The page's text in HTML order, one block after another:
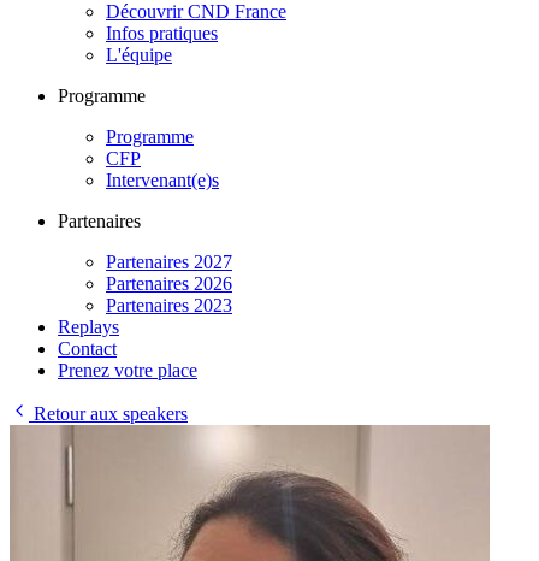
Découvrir CND France
Infos pratiques
L'équipe
Programme
Programme
CFP
Intervenant(e)s
Partenaires
Partenaires 2027
Partenaires 2026
Partenaires 2023
Replays
Contact
Prenez votre place
Retour aux speakers